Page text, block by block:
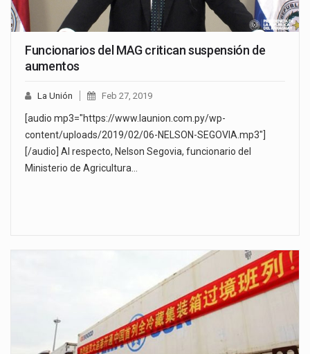
Funcionarios del MAG critican suspensión de
aumentos
La Unión Feb 27, 2019
[audio mp3="https://www.launion.com.py/wp-
content/uploads/2019/02/06-NELSON-SEGOVIA.mp3"]
[/audio] Al respecto, Nelson Segovia, funcionario del
Ministerio de Agricultura…